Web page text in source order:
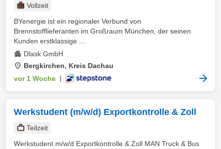
Vollzeit
BYenergie ist ein regionaler Verbund von
Brennstofflieferanten im Großraum München, der seinen
Kunden erstklassige ...
Dlask GmbH
Bergkirchen, Kreis Dachau
vor 1 Woche
Werkstudent (m/w/d) Exportkontrolle & Zoll
Teilzeit
Werkstudent m/w/d Exportkontrolle & Zoll MAN Truck & Bus